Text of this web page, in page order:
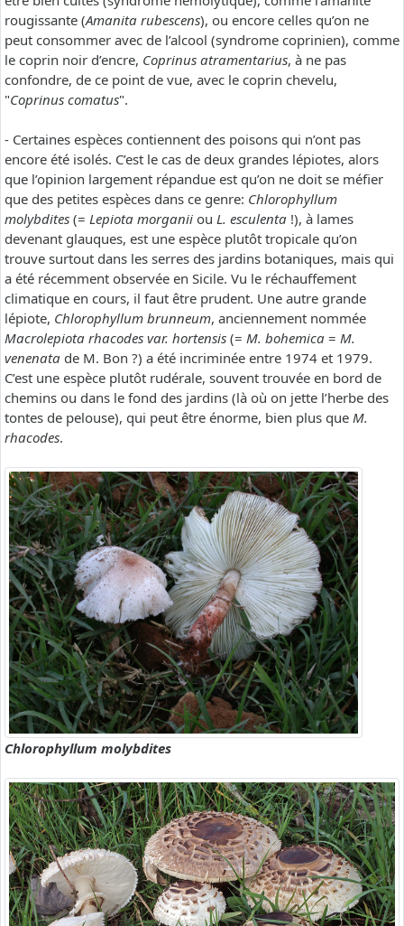
rougissante (Amanita rubescens), ou encore celles qu’on ne
peut consommer avec de l’alcool (syndrome coprinien), comme
le coprin noir d’encre, Coprinus atramentarius, à ne pas
confondre, de ce point de vue, avec le coprin chevelu,
"Coprinus comatus".
- Certaines espèces contiennent des poisons qui n’ont pas
encore été isolés. C’est le cas de deux grandes lépiotes, alors
que l’opinion largement répandue est qu’on ne doit se méfier
que des petites espèces dans ce genre: Chlorophyllum
molybdites (= Lepiota morganii ou L. esculenta !), à lames
devenant glauques, est une espèce plutôt tropicale qu’on
trouve surtout dans les serres des jardins botaniques, mais qui
a été récemment observée en Sicile. Vu le réchauffement
climatique en cours, il faut être prudent. Une autre grande
lépiote, Chlorophyllum brunneum, anciennement nommée
Macrolepiota rhacodes var. hortensis (= M. bohemica = M.
venenata de M. Bon ?) a été incriminée entre 1974 et 1979.
C’est une espèce plutôt rudérale, souvent trouvée en bord de
chemins ou dans le fond des jardins (là où on jette l’herbe des
tontes de pelouse), qui peut être énorme, bien plus que M.
rhacodes.
Chlorophyllum molybdites